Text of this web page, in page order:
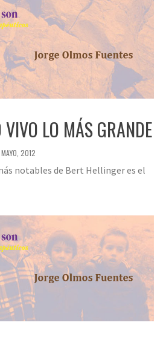
VIVO LO MÁS GRANDE
2012
notables de Bert Hellinger es el